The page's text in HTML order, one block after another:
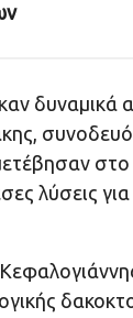
δυναμικά
λύσεις για